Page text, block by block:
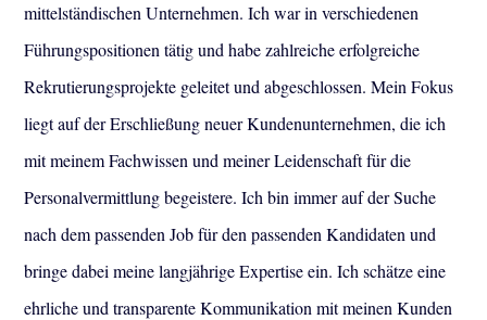
mittelständischen Unternehmen. Ich war in verschiedenen
Führungspositionen tätig und habe zahlreiche erfolgreiche
Rekrutierungsprojekte geleitet und abgeschlossen. Mein Fokus
liegt auf der Erschließung neuer Kundenunternehmen, die ich
mit meinem Fachwissen und meiner Leidenschaft für die
Personalvermittlung begeistere. Ich bin immer auf der Suche
nach dem passenden Job für den passenden Kandidaten und
bringe dabei meine langjährige Expertise ein. Ich schätze eine
ehrliche und transparente Kommunikation mit meinen Kunden